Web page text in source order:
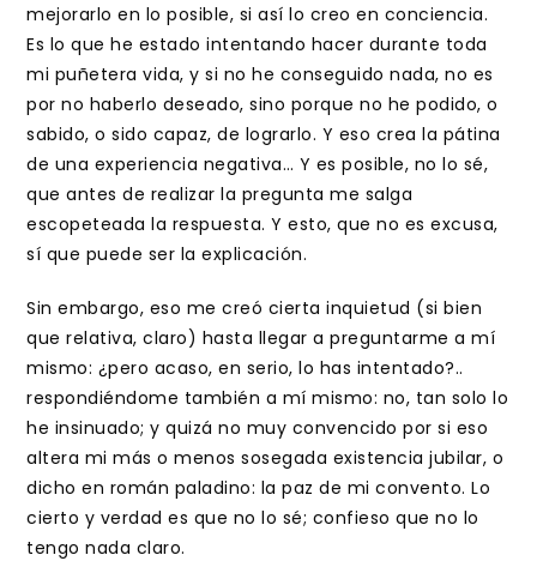
mejorarlo en lo posible, si así lo creo en conciencia.
Es lo que he estado intentando hacer durante toda
mi puñetera vida, y si no he conseguido nada, no es
por no haberlo deseado, sino porque no he podido, o
sabido, o sido capaz, de lograrlo. Y eso crea la pátina
de una experiencia negativa… Y es posible, no lo sé,
que antes de realizar la pregunta me salga
escopeteada la respuesta. Y esto, que no es excusa,
sí que puede ser la explicación.
Sin embargo, eso me creó cierta inquietud (si bien
que relativa, claro) hasta llegar a preguntarme a mí
mismo: ¿pero acaso, en serio, lo has intentado?..
respondiéndome también a mí mismo: no, tan solo lo
he insinuado; y quizá no muy convencido por si eso
altera mi más o menos sosegada existencia jubilar, o
dicho en román paladino: la paz de mi convento. Lo
cierto y verdad es que no lo sé; confieso que no lo
tengo nada claro.